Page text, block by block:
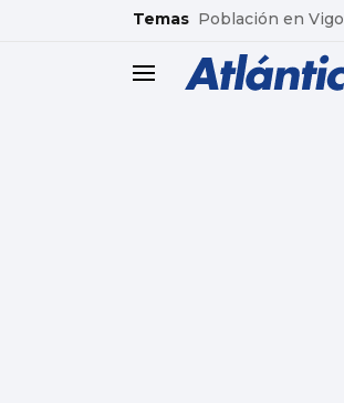
common.go-to-content
Temas Población en Vigo
header.menu.open